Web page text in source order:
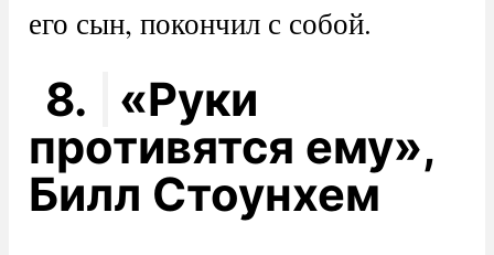
его сын, покончил с собой.
8.
«Руки
противятся ему»,
Билл Стоунхем